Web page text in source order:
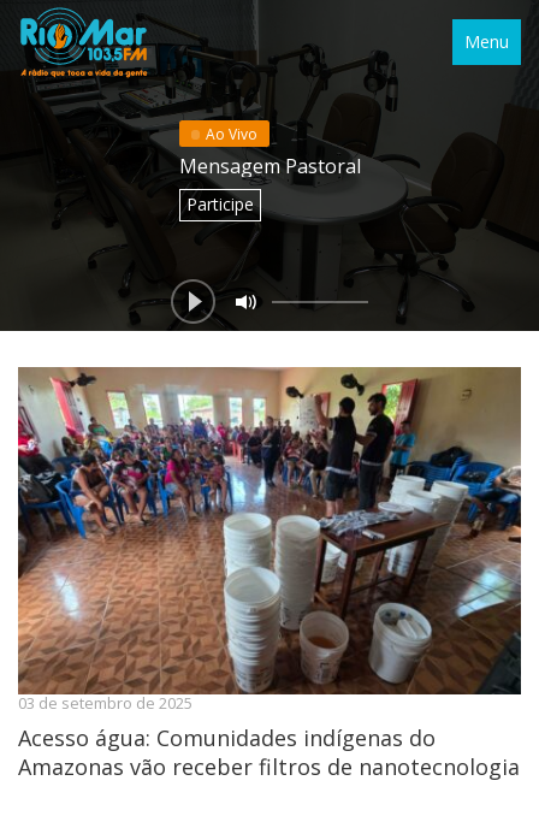
Menu
Ao Vivo
Mensagem Pastoral
Participe
03 de setembro de 2025
Acesso água: Comunidades indígenas do
Amazonas vão receber filtros de nanotecnologia